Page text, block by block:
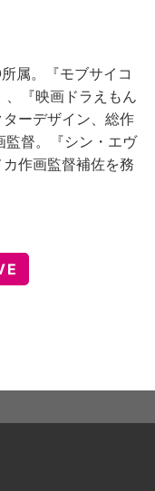
属。『モブサイコ
『映画ドラえもん
ーデザイン、総作
督。『シン・エヴ
作画監督補佐を務